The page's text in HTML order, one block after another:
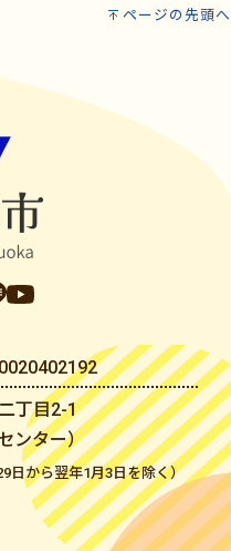
ページの先頭へ
丁目2-1
ンター）
日から翌年1月3日を除く）